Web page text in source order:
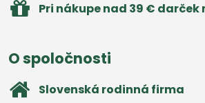
Pri nákupe nad 39 € darček
O spoločnosti
Slovenská rodinná firma